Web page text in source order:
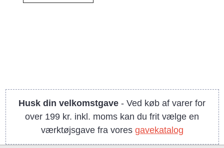
Husk din velkomstgave - Ved køb af varer for
over 199 kr. inkl. moms kan du frit vælge en
værktøjsgave fra vores gavekatalog